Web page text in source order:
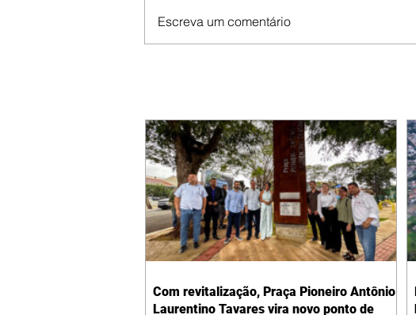
Escreva um comentário
Com revitalização, Praça Pioneiro Antônio
Laurentino Tavares vira novo ponto de